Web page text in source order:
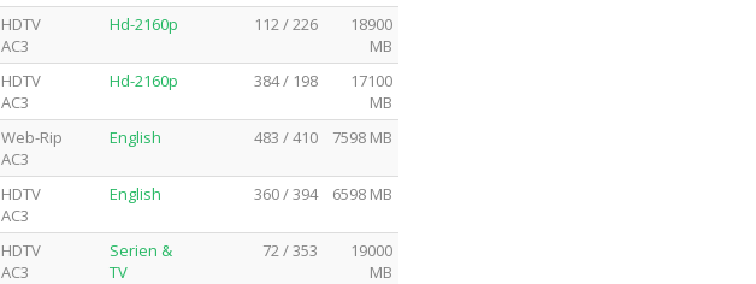
HDTV
AC3
Hd-2160p 112 / 226
18900
MB
HDTV
AC3
Hd-2160p 384 / 198
17100
MB
Web-Rip
AC3
English 483 / 410 7598 MB
HDTV
AC3
English 360 / 394 6598 MB
HDTV
AC3
Serien &
TV
72 / 353
19000
MB